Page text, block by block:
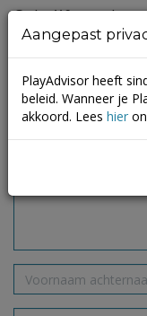
Schrijf een
Je e-mailadres wordt
gemarkeerd met*
Aangepast
PlayAdvisor heeft
beleid. Wanneer je
akkoord. Lees hier